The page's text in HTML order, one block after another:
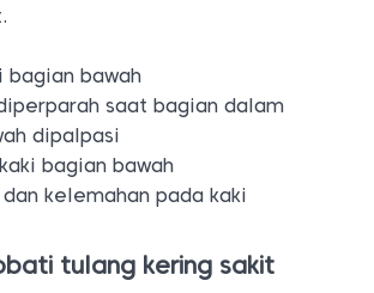
bagian bawah
saat bagian dalam
dipalpasi
bagian bawah
dan kelemahan pada kaki
tulang kering sakit